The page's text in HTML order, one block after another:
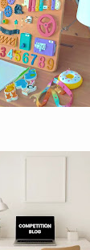
18 Jun 2025
10 Jun 2025